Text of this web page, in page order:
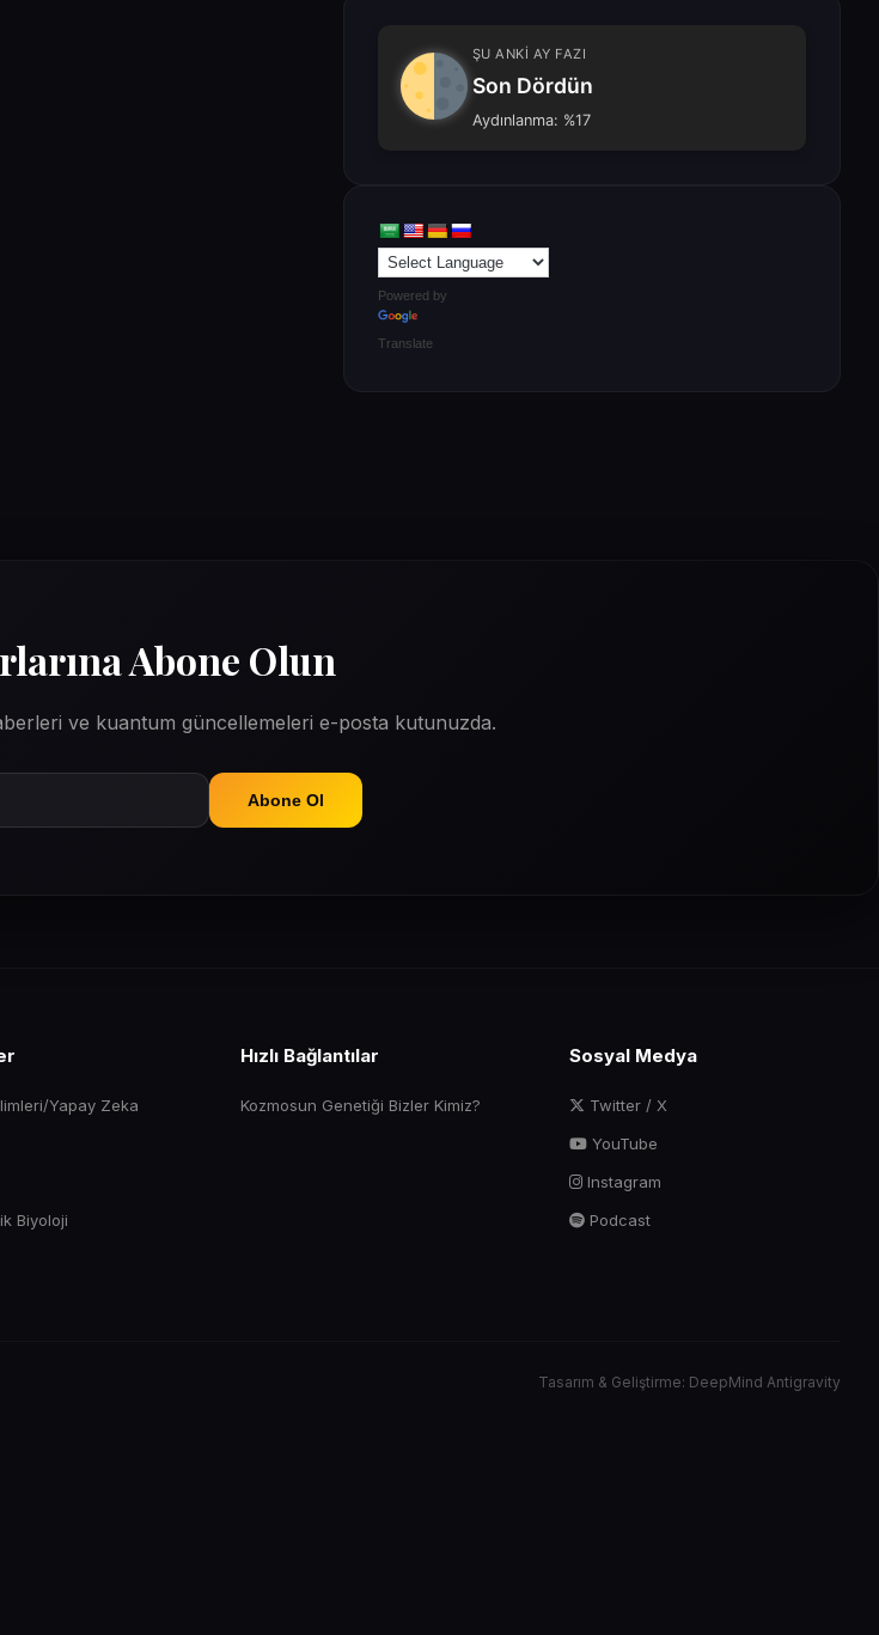
ŞU ANKİ AY FAZI
Son Dördün
Aydınlanma: %17
Powered by
Translate
Abone Olun
ve kuantum güncellemeleri e-posta kutunuzda.
Abone Ol
Yapay Zeka
Biyoloji
Hızlı Bağlantılar
Kozmosun Genetiği Bizler Kimiz?
Sosyal Medya
Twitter / X
YouTube
Instagram
Podcast
Tasarım & Geliştirme: DeepMind Antigravity